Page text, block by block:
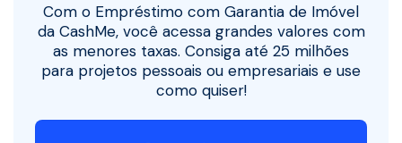
Com o Empréstimo com Garantia de Imóvel
da CashMe, você acessa grandes valores com
as menores taxas. Consiga até 25 milhões
para projetos pessoais ou empresariais e use
como quiser!